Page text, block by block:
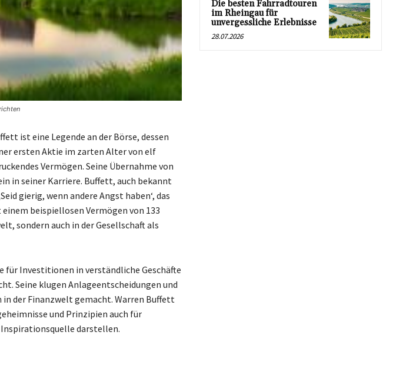
ist eine Legende an der Börse, dessen
ersten Aktie im zarten Alter von elf
Vermögen. Seine Übernahme von
in seiner Karriere. Buffett, auch bekannt
gierig, wenn andere Angst haben‘, das
beispiellosen Vermögen von 133
sondern auch in der Gesellschaft als
Investitionen in verständliche Geschäfte
Seine klugen Anlageentscheidungen und
der Finanzwelt gemacht. Warren Buffett
und Prinzipien auch für
darstellen.
Die besten Fahrradtouren
im Rheingau für
unvergessliche Erlebnisse
28.07.2026